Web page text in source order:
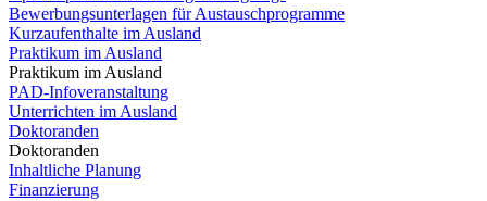
Bewerbungsunterlagen für Austauschprogramme
Kurzaufenthalte im Ausland
Praktikum im Ausland
Praktikum im Ausland
PAD-Infoveranstaltung
Unterrichten im Ausland
Doktoranden
Doktoranden
Inhaltliche Planung
Finanzierung